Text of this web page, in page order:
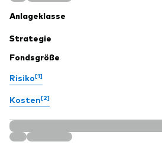
Anlageklasse
Strategie
Fondsgröße
Risiko[1]
Kosten[2]